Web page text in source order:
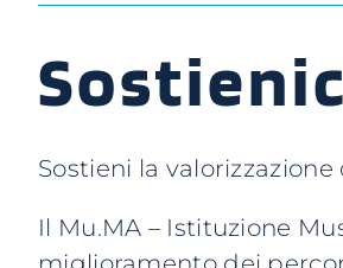
Sostieni la
Il Mu.MA – Istituzione